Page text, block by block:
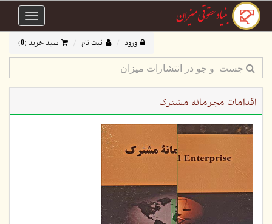
Toggle
ورود ثبت نام سبد خرید (0
)
اقدامات مجرمانه مشترک